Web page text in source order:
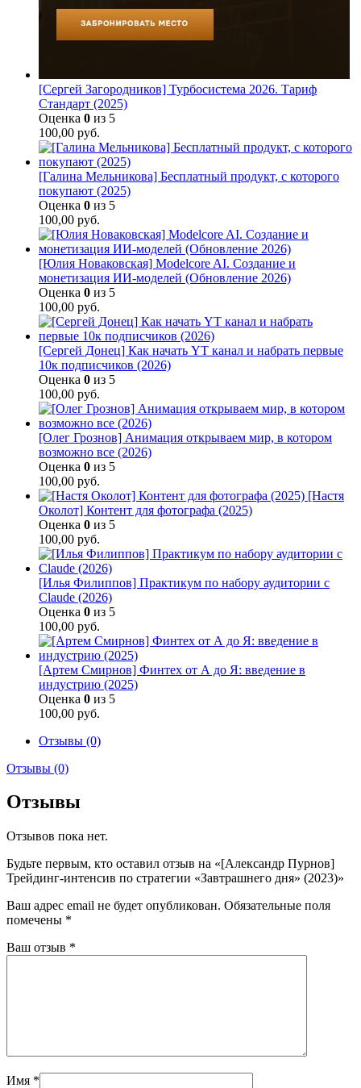
[Сергей Загородников] Турбосистема 2026. Тариф
Стандарт (2025)
Оценка 0 из 5
100,00 руб.
[Галина Мельникова] Бесплатный продукт, с которого
покупают (2025)
Оценка 0 из 5
100,00 руб.
[Юлия Новаковская] Modelcore AI. Создание и
монетизация ИИ-моделей (Обновление 2026)
Оценка 0 из 5
100,00 руб.
[Сергей Донец] Как начать YT канал и набрать первые
10к подписчиков (2026)
Оценка 0 из 5
100,00 руб.
[Олег Грознов] Анимация открываем мир, в котором
возможно все (2026)
Оценка 0 из 5
100,00 руб.
[Настя
Околот] Контент для фотографа (2025)
Оценка 0 из 5
100,00 руб.
[Илья Филиппов] Практикум по набору аудитории с
Claude (2026)
Оценка 0 из 5
100,00 руб.
[Артем Смирнов] Финтех от А до Я: введение в
индустрию (2025)
Оценка 0 из 5
100,00 руб.
Отзывы (0)
Отзывы (0)
Отзывы
Отзывов пока нет.
Будьте первым, кто оставил отзыв на «[Александр Пурнов]
Трейдинг-интенсив по стратегии «Завтрашнего дня» (2023)»
Ваш адрес email не будет опубликован. Обязательные поля
помечены *
Ваш отзыв *
Имя *